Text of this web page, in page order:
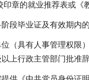
章的就业推荐表或《
段毕业证及有效期内
位（具有人事管理权
上行政主管部门批准